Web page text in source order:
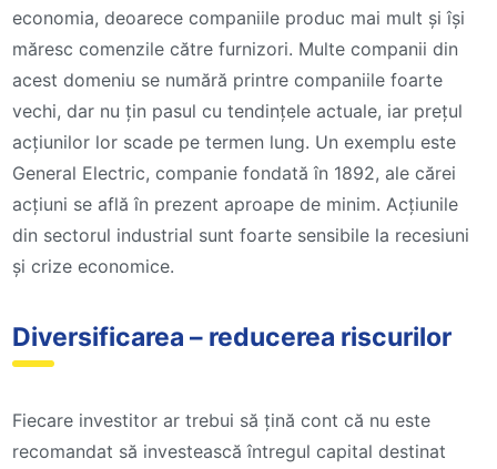
economia, deoarece companiile produc mai mult și își
măresc comenzile către furnizori. Multe companii din
acest domeniu se numără printre companiile foarte
vechi, dar nu țin pasul cu tendințele actuale, iar prețul
acțiunilor lor scade pe termen lung. Un exemplu este
General Electric, companie fondată în 1892, ale cărei
acțiuni se află în prezent aproape de minim. Acțiunile
din sectorul industrial sunt foarte sensibile la recesiuni
și crize economice.
Diversificarea – reducerea riscurilor
Fiecare investitor ar trebui să țină cont că nu este
recomandat să investească întregul capital destinat